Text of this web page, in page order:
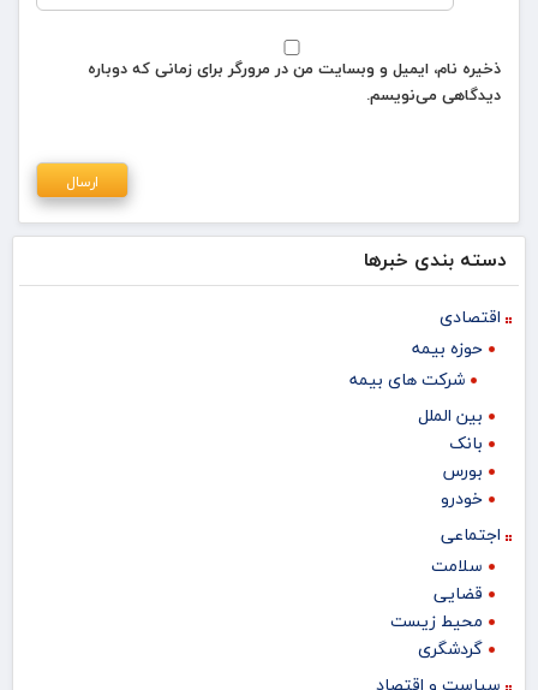
ذخیره نام، ایمیل و وبسایت من در مرورگر برای زمانی که دوباره
دیدگاهی می‌نویسم.
دسته بندی خبرها
اقتصادی
حوزه بیمه
شرکت های بیمه
بین الملل
بانک
بورس
خودرو
اجتماعی
سلامت
قضایی
محیط زیست
گردشگری
سیاست و اقتصاد